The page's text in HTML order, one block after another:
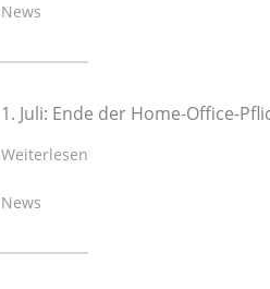
News
1. Juli: Ende der Home-Office-
Weiterlesen
News